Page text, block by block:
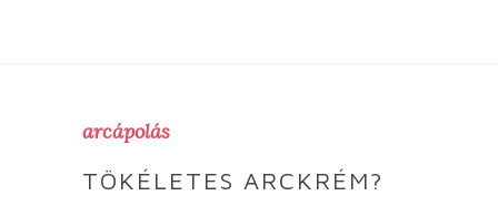
arcápolás
TÖKÉLETES ARCKRÉM?